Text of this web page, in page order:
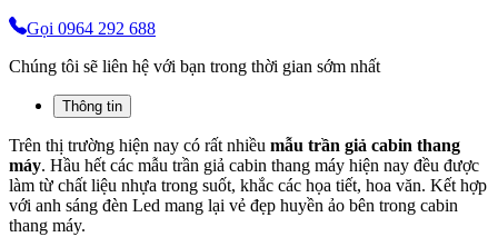
Gọi 0964 292 688
Chúng tôi sẽ liên hệ với bạn trong thời gian sớm nhất
Thông tin
Trên thị trường hiện nay có rất nhiều mẫu trần giả cabin thang
máy. Hầu hết các mẫu trần giả cabin thang máy hiện nay đều được
làm từ chất liệu nhựa trong suốt, khắc các họa tiết, hoa văn. Kết hợp
với anh sáng đèn Led mang lại vẻ đẹp huyền ảo bên trong cabin
thang máy.